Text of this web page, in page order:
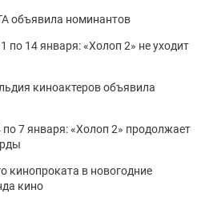
объявила номинантов
по 14 января: «Холоп 2» не уходит
киноактеров объявила
по 7 января: «Холоп 2» продолжает
кинопроката в новогодние
кино